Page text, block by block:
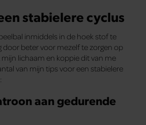
stabielere cyclus
inmiddels in de hoek stof te
door beter voor mezelf te zorgen op
lichaam en koppie dit van me
van mijn tips voor een stabielere
aan gedurende